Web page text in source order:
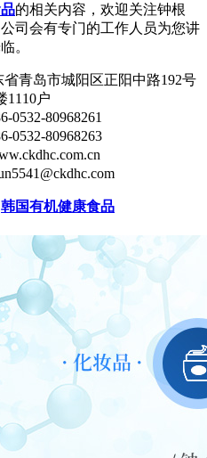
的相关内容，欢迎关注钟根
司会有专门的工作人员为您讲
。
青岛市城阳区正阳中路192号
1110户
80968261
80968263
韩国有机健康食品